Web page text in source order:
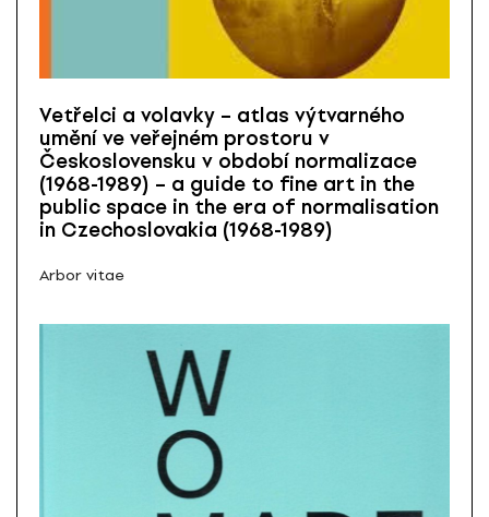
Vetřelci a volavky – atlas výtvarného
umění ve veřejném prostoru v
Československu v období normalizace
(1968-1989) – a guide to fine art in the
public space in the era of normalisation
in Czechoslovakia (1968-1989)
Arbor vitae